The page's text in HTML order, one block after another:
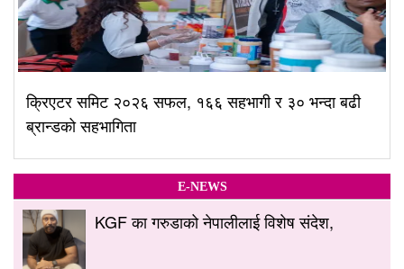
क्रिएटर समिट २०२६ सफल, १६६ सहभागी र ३० भन्दा बढी
ब्रान्डको सहभागिता
E-NEWS
KGF का गरुडाको नेपालीलाई विशेष संदेश,